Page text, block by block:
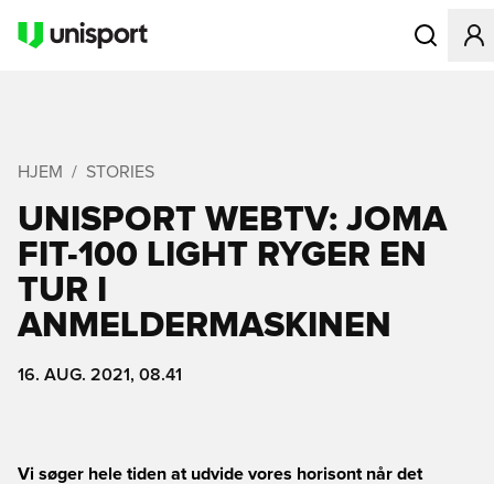
Åbner en
HJEM STORIES
UNISPORT WEBTV: JOMA
FIT-100 LIGHT RYGER EN
TUR I
ANMELDERMASKINEN
16. AUG. 2021, 08.41
Vi søger hele tiden at udvide vores horisont når det